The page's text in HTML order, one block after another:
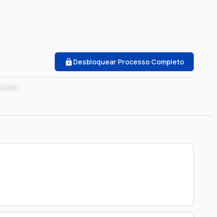
Desbloquear Processo Completo